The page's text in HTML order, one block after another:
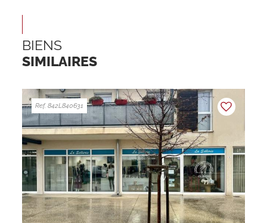
BIENS
SIMILAIRES
Ref. 842L840631